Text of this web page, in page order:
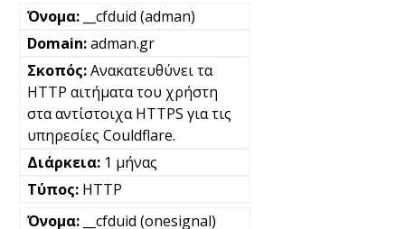
__cfduid (adman)
adman.gr
Ανακατευθύνει τα
HTTP αιτήματα του χρήστη
στα αντίστοιχα HTTPS για τις
υπηρεσίες Couldflare.
1 μήνας
HTTP
__cfduid (onesignal)